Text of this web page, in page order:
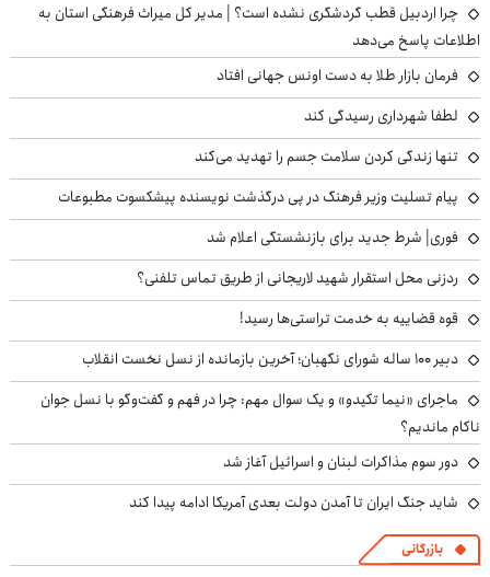
چرا اردبیل قطب گردشگری نشده است؟ | مدیر کل میراث فرهنگی استان به
اطلاعات پاسخ می‌دهد
فرمان بازار طلا به دست اونس جهانی افتاد
لطفا شهرداری رسیدگی کند
تنها زندگی کردن سلامت جسم را تهدید می‌کند
پیام تسلیت وزیر فرهنگ در پی درگذشت نویسنده پیشکسوت مطبوعات
فوری| شرط جدید برای بازنشستگی اعلام شد
ردزنی محل استقرار شهید لاریجانی از طریق تماس تلفنی؟
قوه قضاییه به خدمت تراستی‌ها رسید!
دبیر ۱۰۰ ساله شورای نگهبان؛ آخرین بازمانده از نسل نخست انقلاب
ماجرای «نیما تکیدو» و یک سوال مهم: چرا در فهم و گفت‌وگو با نسل جوان
ناکام ماندیم؟
دور سوم مذاکرات لبنان و اسرائیل آغاز شد
شاید جنگ ایران تا آمدن دولت بعدی آمریکا ادامه پیدا کند
بازرگانی